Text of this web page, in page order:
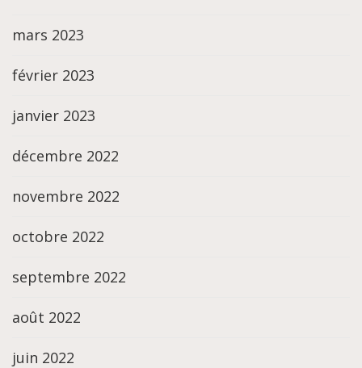
mars 2023
février 2023
janvier 2023
décembre 2022
novembre 2022
octobre 2022
septembre 2022
août 2022
juin 2022